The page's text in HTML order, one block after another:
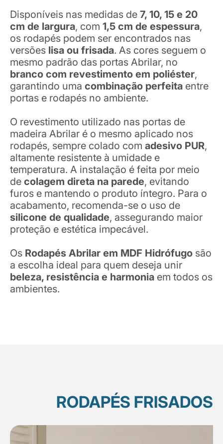
Disponíveis nas medidas de 7, 10, 15 e 20
cm de largura, com 1,5 cm de espessura,
os rodapés podem ser encontrados nas
versões lisa ou frisada. As cores seguem o
mesmo padrão das portas Abrilar, no
branco com revestimento em poliéster,
garantindo uma combinação perfeita entre
portas e rodapés no ambiente.
O revestimento utilizado nas portas de
madeira Abrilar é o mesmo aplicado nos
rodapés, sempre colado com adesivo PUR,
altamente resistente à umidade e
temperatura. A instalação é feita por meio
de colagem direta na parede, evitando
furos e mantendo o produto íntegro. Para o
acabamento, recomenda-se o uso de
silicone de qualidade, assegurando maior
proteção e estética impecável.
Os Rodapés Abrilar em MDF Hidrófugo são
a escolha ideal para quem deseja unir
beleza, resistência e harmonia em todos os
ambientes.
RODAPÉS FRISADOS